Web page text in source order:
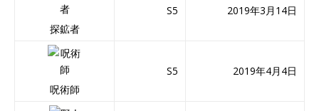
探鉱者
S5 2019年3月14日
呪術師
S5 2019年4月4日